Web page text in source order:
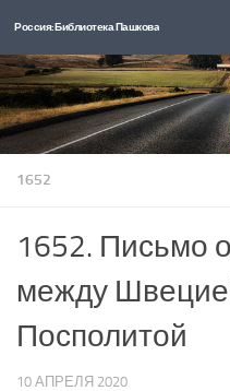
Перейти к
Россия: Библиотека Пашкова
1652
1652. Письмо
между
Посполитой
10 АПРЕЛЯ 2020